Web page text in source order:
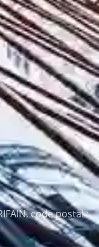
code postal :